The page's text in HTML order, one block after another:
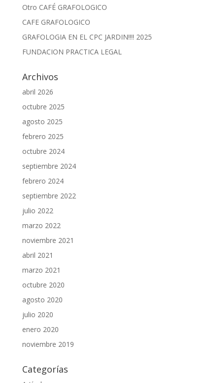
Otro CAFÉ GRAFOLOGICO
CAFE GRAFOLOGICO
GRAFOLOGIA EN EL CPC JARDIN!!!! 2025
FUNDACION PRACTICA LEGAL
Archivos
abril 2026
octubre 2025
agosto 2025
febrero 2025
octubre 2024
septiembre 2024
febrero 2024
septiembre 2022
julio 2022
marzo 2022
noviembre 2021
abril 2021
marzo 2021
octubre 2020
agosto 2020
julio 2020
enero 2020
noviembre 2019
Categorías